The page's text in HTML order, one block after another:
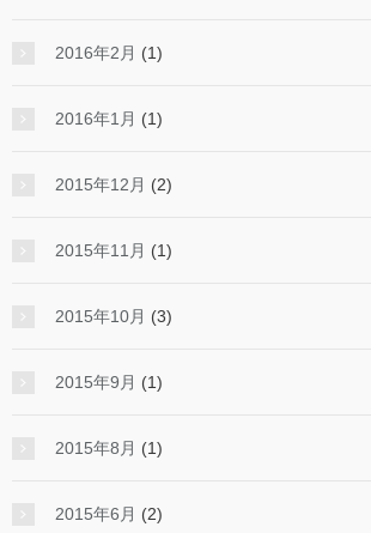
2016年2月 (1)
2016年1月 (1)
2015年12月 (2)
2015年11月 (1)
2015年10月 (3)
2015年9月 (1)
2015年8月 (1)
2015年6月 (2)